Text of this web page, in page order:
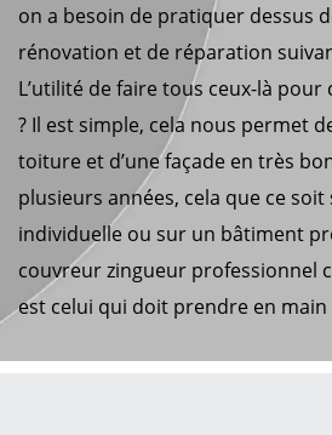
on a besoin de pratiquer dessus
rénovation et de réparation
L’utilité de faire tous ceux-là pour
? Il est simple, cela nous permet
toiture et d’une façade en très
plusieurs années, cela que ce
individuelle ou sur un bâtiment
couvreur zingueur professionnel
est celui qui doit prendre en